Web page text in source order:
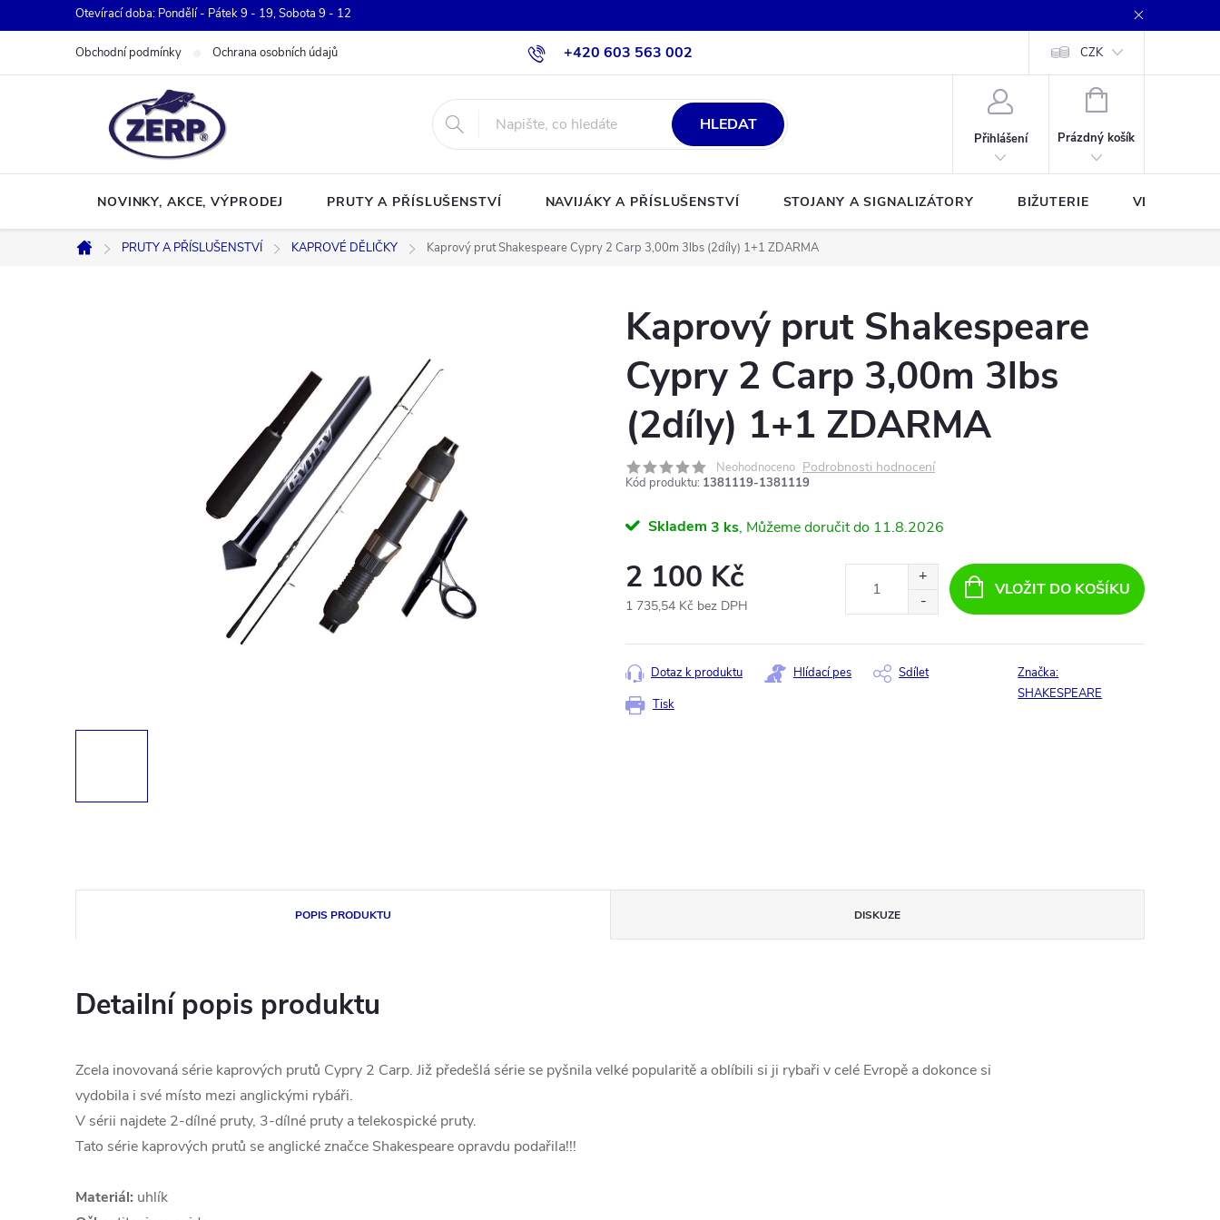
na
Otevírací doba: Pondělí - Pátek 9 - 19, Sobota 9 - 12
+420 603 563 002
Obchodní podmínky Ochrana osobních údajů CZK
HLEDAT
Přihlášení
NÁKUPNÍ
Prázdný košík
NOVINKY, AKCE, VÝPRODEJ PRUTY A PŘÍSLUŠENSTVÍ NAVIJÁKY A PŘÍSLUŠENSTVÍ STOJANY A SIGNALIZÁTORY BIŽUTERIE VLASCE A
Domů
PRUTY A PŘÍSLUŠENSTVÍ KAPROVÉ DĚLIČKY Kaprový prut Shakespeare Cypry 2 Carp 3,00m 3lbs (2díly) 1+1 ZDARMA
Kaprový prut Shakespeare
Cypry 2 Carp 3,00m 3lbs
(2díly) 1+1 ZDARMA
Neohodnoceno Podrobnosti hodnocení
Kód produktu: 1381119-1381119
Skladem 3 ks 11.8.2026
2 100 Kč
1 735,54 Kč bez DPH
cena:
VLOŽIT DO KOŠÍKU
Tisk
Dotaz k produktu Hlídací pes Sdílet
Značka:
SHAKESPEARE
POPIS PRODUKTU DISKUZE
Detailní popis produktu
Zcela inovovaná série kaprových prutů Cypry 2 Carp. Již předešlá série se pyšnila velké popularitě a oblíbili si ji rybaři v celé Evropě a dokonce si
vydobila i své místo mezi anglickými rybáři.
V sérii najdete 2-dílné pruty, 3-dílné pruty a telekospické pruty.
Tato série kaprových prutů se anglické značce Shakespeare opravdu podařila!!!
Materiál: uhlík